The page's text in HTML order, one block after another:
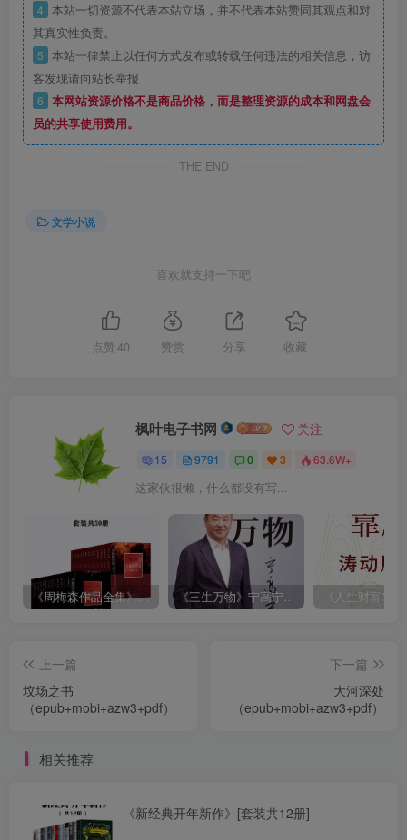
4 本站一切资源不代表本站立场，并不代表本站赞同其观点和对
其真实性负责。
5 本站一律禁止以任何方式发布或转载任何违法的相关信息，访
客发现请向站长举报
6 本网站资源价格不是商品价格，而是整理资源的成本和网盘会
员的共享使用费用。
THE END
文学小说
喜欢就支持一下吧
点赞 40 赞赏 分享 收藏
枫叶电子书网 关注
15 9791 0 3 63.6W+
这家伙很懒，什么都没有写...
《周梅森作品全集》[共30册] 《三生万物》宁高宁（epub+mobi+azw3+pdf）
上一篇
坟场之书
（epub+mobi+azw3+pdf）
下一篇
大河深处
（epub+mobi+azw3+pdf）
相关推荐
《新经典开年新作》[套装共12册]